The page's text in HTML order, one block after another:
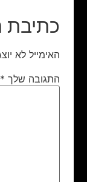
כתיבת
האימייל לא
התגובה שלך *